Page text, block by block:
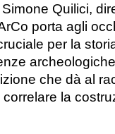
Quilici,
porta agli
per la
che dà al
la